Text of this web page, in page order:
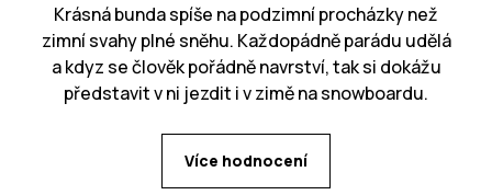
Krásná bunda spíše na podzimní procházky než
zimní svahy plné sněhu. Každopádně parádu udělá
a kdyz se člověk pořádně navrství, tak si dokážu
představit v ni jezdit i v zimě na snowboardu.
Více hodnocení